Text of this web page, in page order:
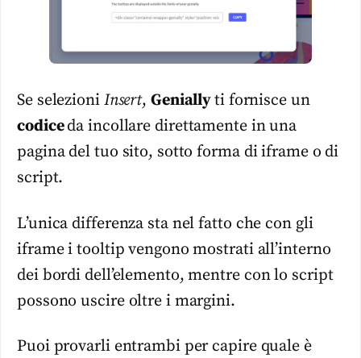
Se selezioni Insert, Geniallyti fornisce un
codiceda incollare direttamente in una
pagina del tuo sito, sotto forma di iframe o di
script.
L’unica differenza sta nel fatto che con gli
iframe i tooltip vengono mostrati all’interno
dei bordi dell’elemento, mentre con lo script
possono uscire oltre i margini.
Puoi provarli entrambi per capire quale è